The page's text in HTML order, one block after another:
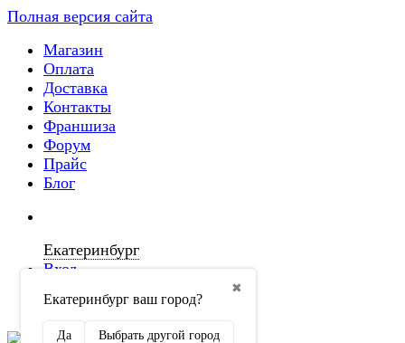
Полная версия сайта
Магазин
Оплата
Доставка
Контакты
Франшиза
Форум
Прайс
Блог
Екатеринбург
✖
Екатеринбург ваш город?
Да Выбрать другой город
Вход
Регистрация